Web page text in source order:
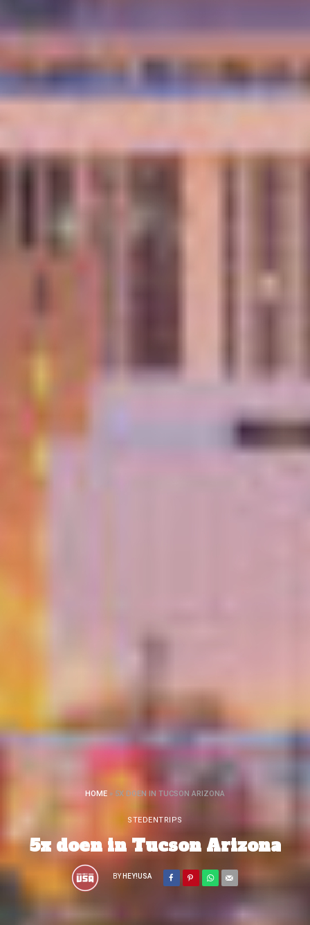
HOME» 5X DOEN IN TUCSON ARIZONA
STEDENTRIPS
5x doen in Tucson Arizona
BY HEY!USA